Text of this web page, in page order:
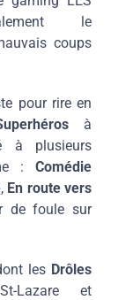
le
coups
pour rire en
à
à plusieurs
: Comédie
, En route vers
de foule sur
les Drôles
et